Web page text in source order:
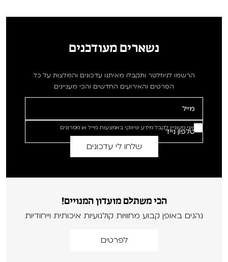
נשארים מעודכנים
הרשמו לניוזלטר ותקבלו מאיתנו עדכונים והמלצות על כל
הסרטים והאירועים החדשים והכי מעניינים
אני מעוניין לקבל מידע שיווקי באמצעות מייל או מסרונים
הכי משתלם מועדון המנויים!
נהנים באופן קבוע מחוויות קולנועיות איכותית וייחודיות
לפרטים